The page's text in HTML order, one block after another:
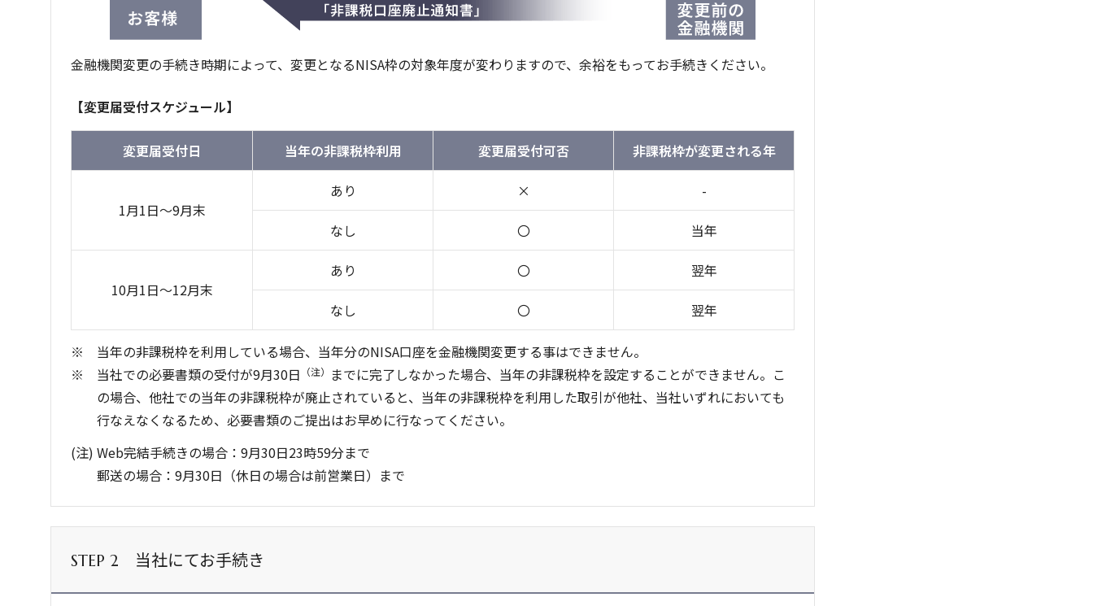
金融機関変更の手続き時期によって、変更となるNISA枠の対象年度が変わりますので、余裕をもってお手続きください。
【変更届受付スケジュール】
変更届受付日 当年の非課税枠利用 変更届受付可否 非課税枠が変更される年
1月1日～9月末
あり × -
なし 〇 当年
10月1日～12月末
あり 〇 翌年
なし 〇 翌年
当年の非課税枠を利用している場合、当年分のNISA口座を金融機関変更する事はできません。
当社での必要書類の受付が9月30日 （注）
までに完了しなかった場合、当年の非課税枠を設定することができません。こ
の場合、他社での当年の非課税枠が廃止されていると、当年の非課税枠を利用した取引が他社、当社いずれにおいても
行なえなくなるため、必要書類のご提出はお早めに行なってください。
Web完結手続きの場合：9月30日23時59分まで
郵送の場合：9月30日（休日の場合は前営業日）まで
STEP 2 当社にてお手続き